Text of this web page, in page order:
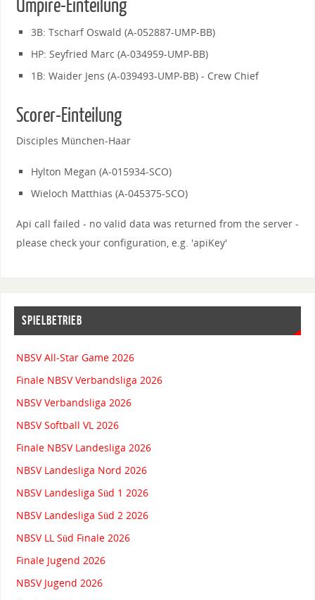
Umpire-Einteilung
3B: Tscharf Oswald (A-052887-UMP-BB)
HP: Seyfried Marc (A-034959-UMP-BB)
1B: Waider Jens (A-039493-UMP-BB) - Crew Chief
Scorer-Einteilung
Disciples München-Haar
Hylton Megan (A-015934-SCO)
Wieloch Matthias (A-045375-SCO)
Api call failed - no valid data was returned from the server -
please check your configuration, e.g. 'apiKey'
SPIELBETRIEB
NBSV All-Star Game 2026
Finale NBSV Verbandsliga 2026
NBSV Verbandsliga 2026
NBSV Softball VL 2026
Finale NBSV Landesliga 2026
NBSV Landesliga Nord 2026
NBSV Landesliga Süd 1 2026
NBSV Landesliga Süd 2 2026
NBSV LL Süd Finale 2026
Finale Jugend 2026
NBSV Jugend 2026